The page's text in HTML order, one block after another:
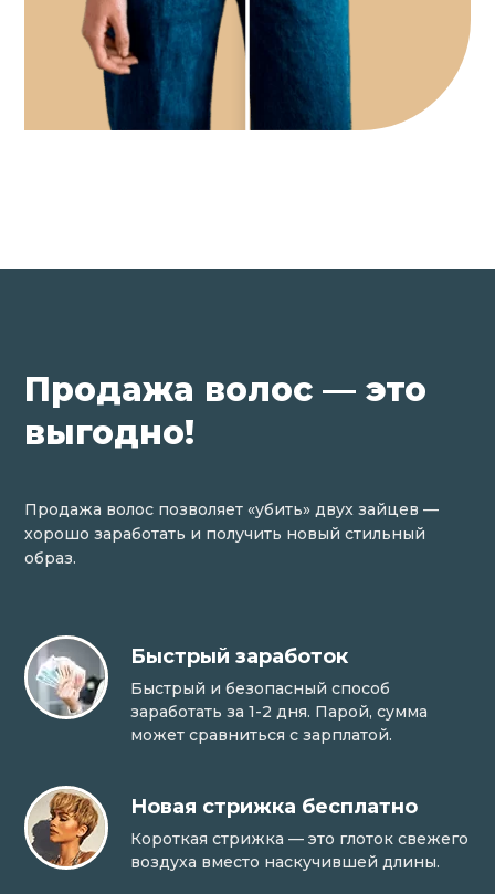
Продажа волос — это
выгодно!
Продажа волос позволяет «убить» двух зайцев —
хорошо заработать и получить новый стильный
образ.
Быстрый заработок
Быстрый и безопасный способ
заработать за 1-2 дня. Парой, сумма
может сравниться с зарплатой.
Новая стрижка бесплатно
Короткая стрижка — это глоток свежего
воздуха вместо наскучившей длины.